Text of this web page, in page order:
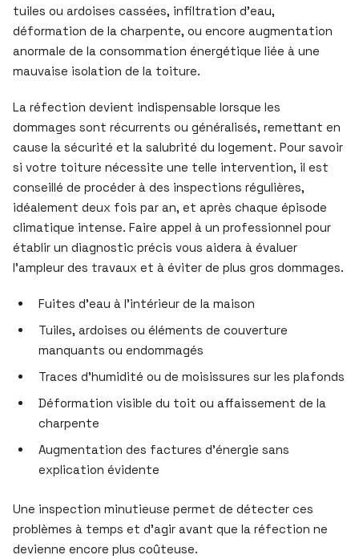
tuiles ou ardoises cassées, infiltration d’eau,
déformation de la charpente, ou encore augmentation
anormale de la consommation énergétique liée à une
mauvaise isolation de la toiture.
La réfection devient indispensable lorsque les
dommages sont récurrents ou généralisés, remettant en
cause la sécurité et la salubrité du logement. Pour savoir
si votre toiture nécessite une telle intervention, il est
conseillé de procéder à des inspections régulières,
idéalement deux fois par an, et après chaque épisode
climatique intense. Faire appel à un professionnel pour
établir un diagnostic précis vous aidera à évaluer
l’ampleur des travaux et à éviter de plus gros dommages.
Fuites d’eau à l’intérieur de la maison
Tuiles, ardoises ou éléments de couverture
manquants ou endommagés
Traces d’humidité ou de moisissures sur les plafonds
Déformation visible du toit ou affaissement de la
charpente
Augmentation des factures d’énergie sans
explication évidente
Une inspection minutieuse permet de détecter ces
problèmes à temps et d’agir avant que la réfection ne
devienne encore plus coûteuse.